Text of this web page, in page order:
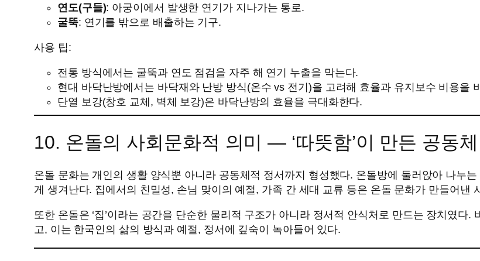
연도(구들): 아궁이에서 발생한 연기가 지나가는 통로.
굴뚝: 연기를 밖으로 배출하는 기구.
사용 팁:
전통 방식에서는 굴뚝과 연도 점검을 자주 해 연기 누출을 막는다.
현대 바닥난방에서는 바닥재와 난방 방식(온수 vs 전기)을 고려해 효율과 유지보수 비용을
단열 보강(창호 교체, 벽체 보강)은 바닥난방의 효율을 극대화한다.
10. 온돌의 사회문화적 의미 — ‘따뜻함’이 만든 공동체
온돌 문화는 개인의 생활 양식뿐 아니라 공동체적 정서까지 형성했다. 온돌방에 둘러앉아 나누
게 생겨난다. 집에서의 친밀성, 손님 맞이의 예절, 가족 간 세대 교류 등은 온돌 문화가 만들어낸
또한 온돌은 ‘집’이라는 공간을 단순한 물리적 구조가 아니라 정서적 안식처로 만드는 장치였다
고, 이는 한국인의 삶의 방식과 예절, 정서에 깊숙이 녹아들어 있다.